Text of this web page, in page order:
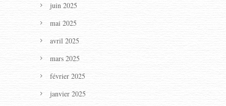
juin 2025
mai 2025
avril 2025
mars 2025
février 2025
janvier 2025